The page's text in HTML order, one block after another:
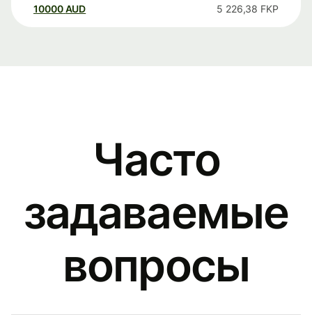
10000 AUD 5 226,38 FKP
Часто
задаваемые
вопросы